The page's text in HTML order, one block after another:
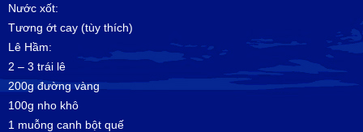
Nước xốt:
Tương ớt cay (tùy thích)
Lê Hầm:
2 – 3 trái lê
200g đường vàng
100g nho khô
1 muỗng canh bột quế